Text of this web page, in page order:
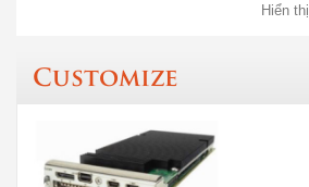
Hiển thị
Customize